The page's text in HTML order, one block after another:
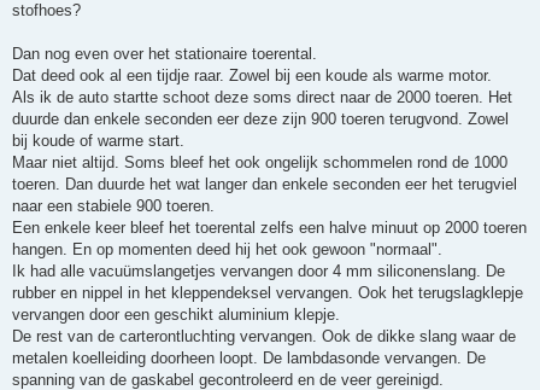
stofhoes?
Dan nog even over het stationaire toerental.
Dat deed ook al een tijdje raar. Zowel bij een koude als warme motor.
Als ik de auto startte schoot deze soms direct naar de 2000 toeren. Het
duurde dan enkele seconden eer deze zijn 900 toeren terugvond. Zowel
bij koude of warme start.
Maar niet altijd. Soms bleef het ook ongelijk schommelen rond de 1000
toeren. Dan duurde het wat langer dan enkele seconden eer het terugviel
naar een stabiele 900 toeren.
Een enkele keer bleef het toerental zelfs een halve minuut op 2000 toeren
hangen. En op momenten deed hij het ook gewoon "normaal".
Ik had alle vacuümslangetjes vervangen door 4 mm siliconenslang. De
rubber en nippel in het kleppendeksel vervangen. Ook het terugslagklepje
vervangen door een geschikt aluminium klepje.
De rest van de carterontluchting vervangen. Ook de dikke slang waar de
metalen koelleiding doorheen loopt. De lambdasonde vervangen. De
spanning van de gaskabel gecontroleerd en de veer gereinigd.